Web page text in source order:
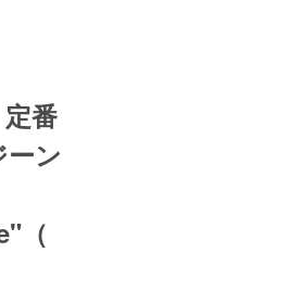
番
ン
（